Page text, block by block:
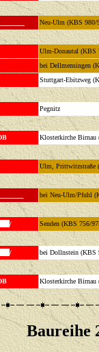
Neu-Ulm (KBS 980/
Ulm-Donautal
bei Dellmensingen
Stuttgart-Ebitzweg
Pegnitz
Klosterkirche
Ulm,
bei Neu-Ulm/Pfuhl
/ Senden (KBS 756/
/ bei Dollnstein (KBS
Klosterkirche
Baureihe